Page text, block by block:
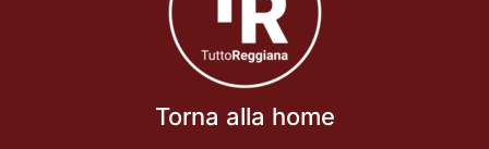
Torna alla home